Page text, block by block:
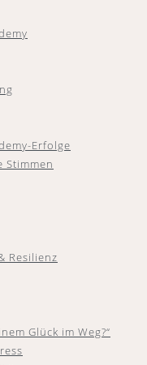
Erfolge
Stimmen
Resilienz
Glück im Weg?“